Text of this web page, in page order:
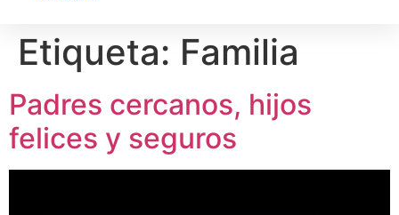
Etiqueta: Familia
Padres cercanos, hijos
felices y seguros